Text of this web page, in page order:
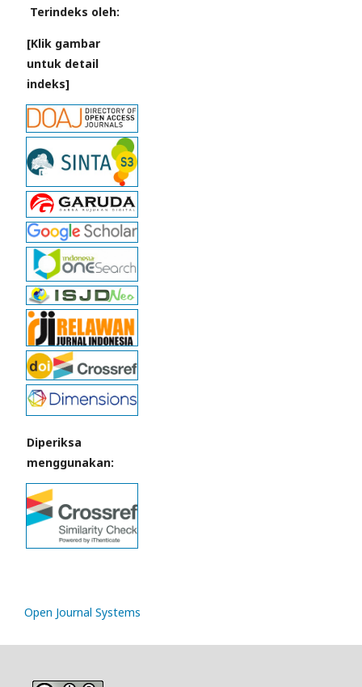
Terindeks oleh:
[Klik gambar
untuk detail
indeks]
Diperiksa
menggunakan:
Open Journal Systems